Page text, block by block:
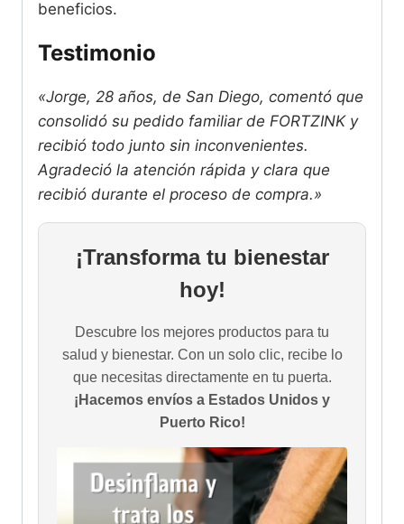
beneficios.
Testimonio
«Jorge, 28 años, de San Diego, comentó que
consolidó su pedido familiar de FORTZINK y
recibió todo junto sin inconvenientes.
Agradeció la atención rápida y clara que
recibió durante el proceso de compra.»
¡Transforma tu bienestar
hoy!
Descubre los mejores productos para tu
salud y bienestar. Con un solo clic, recibe lo
que necesitas directamente en tu puerta.
¡Hacemos envíos a Estados Unidos y
Puerto Rico!